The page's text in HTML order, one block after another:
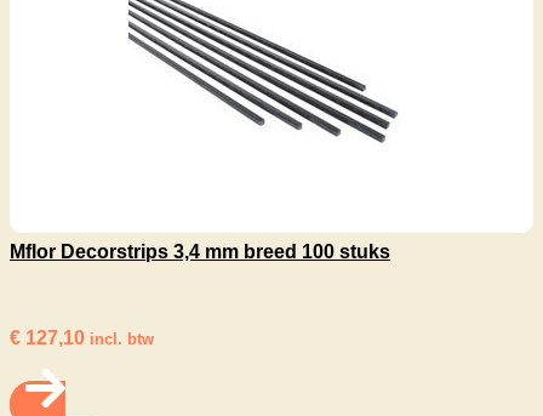
Mflor Decorstrips 3,4 mm breed 100 stuks
€ 127,10 incl. btw